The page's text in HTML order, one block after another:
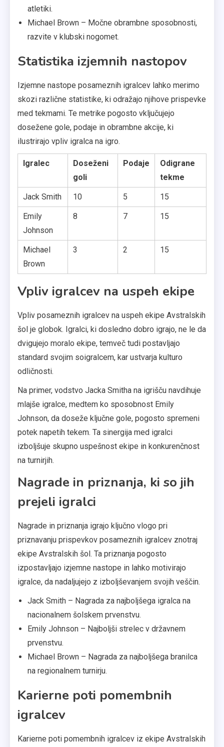
atletiki.
Michael Brown – Močne obrambne sposobnosti,
razvite v klubski nogomet.
Statistika izjemnih nastopov
Izjemne nastope posameznih igralcev lahko merimo
skozi različne statistike, ki odražajo njihove prispevke
med tekmami. Te metrike pogosto vključujejo
dosežene gole, podaje in obrambne akcije, ki
ilustrirajo vpliv igralca na igro.
Igralec
Doseženi
goli
Podaje
Odigrane
tekme
Jack Smith 10 5 15
Emily
Johnson
8 7 15
Michael
Brown
3 2 15
Vpliv igralcev na uspeh ekipe
Vpliv posameznih igralcev na uspeh ekipe Avstralskih
šol je globok. Igralci, ki dosledno dobro igrajo, ne le da
dvigujejo moralo ekipe, temveč tudi postavljajo
standard svojim soigralcem, kar ustvarja kulturo
odličnosti.
Na primer, vodstvo Jacka Smitha na igrišču navdihuje
mlajše igralce, medtem ko sposobnost Emily
Johnson, da doseže ključne gole, pogosto spremeni
potek napetih tekem. Ta sinergija med igralci
izboljšuje skupno uspešnost ekipe in konkurenčnost
na turnirjih.
Nagrade in priznanja, ki so jih
prejeli igralci
Nagrade in priznanja igrajo ključno vlogo pri
priznavanju prispevkov posameznih igralcev znotraj
ekipe Avstralskih šol. Ta priznanja pogosto
izpostavljajo izjemne nastope in lahko motivirajo
igralce, da nadaljujejo z izboljševanjem svojih veščin.
Jack Smith – Nagrada za najboljšega igralca na
nacionalnem šolskem prvenstvu.
Emily Johnson – Najboljši strelec v državnem
prvenstvu.
Michael Brown – Nagrada za najboljšega branilca
na regionalnem turnirju.
Karierne poti pomembnih
igralcev
Karierne poti pomembnih igralcev iz ekipe Avstralskih